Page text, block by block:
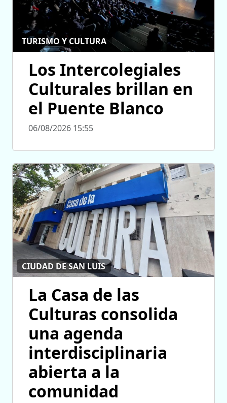
TURISMO Y CULTURA
Los Intercolegiales
Culturales brillan en
el Puente Blanco
06/08/2026 15:55
CIUDAD DE SAN LUIS
La Casa de las
Culturas consolida
una agenda
interdisciplinaria
abierta a la
comunidad